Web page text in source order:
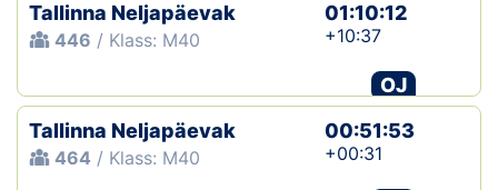
Tallinna Neljapäevak
446 / Klass: M40
01:10:12
+10:37
OJ
Tallinna Neljapäevak
464 / Klass: M40
00:51:53
+00:31